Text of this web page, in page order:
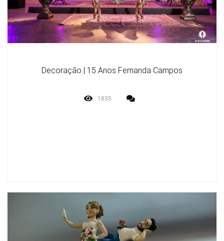
Decoração | 15 Anos Fernanda Campos
1835